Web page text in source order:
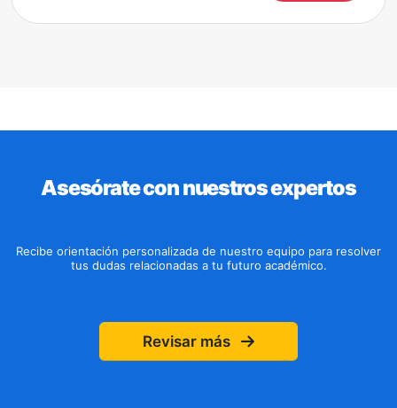
Asesórate con nuestros expertos
Recibe orientación personalizada de nuestro equipo para resolver
tus dudas relacionadas a tu futuro académico.
Revisar más